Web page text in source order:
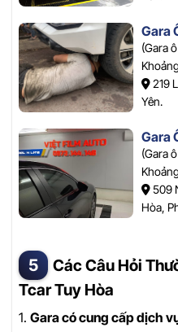
Gara
(Gara
219
Yên.
Gara
(Gara
509
Hòa,
Các Câu Hỏi
Tcar Tuy Hòa
1. Gara có cung cấp dịch